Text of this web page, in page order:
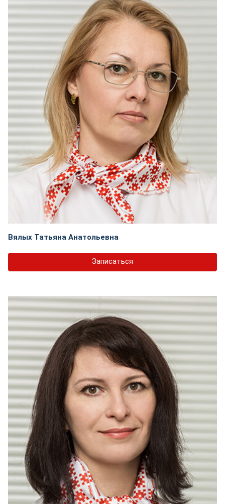
Вялых Татьяна Анатольевна
Записаться